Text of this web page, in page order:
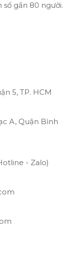
gần 80 người.
5, TP. HCM
A, Quận Bình
- Zalo)